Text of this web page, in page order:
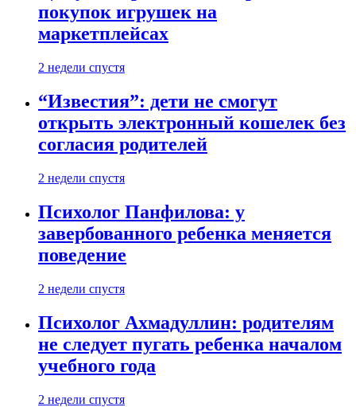
покупок игрушек на
маркетплейсах
2 недели спустя
“Известия”: дети не смогут
открыть электронный кошелек без
согласия родителей
2 недели спустя
Психолог Панфилова: у
завербованного ребенка меняется
поведение
2 недели спустя
Психолог Ахмадуллин: родителям
не следует пугать ребенка началом
учебного года
2 недели спустя